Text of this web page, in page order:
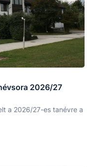
2026/27
a 2026/27-es tanévre a